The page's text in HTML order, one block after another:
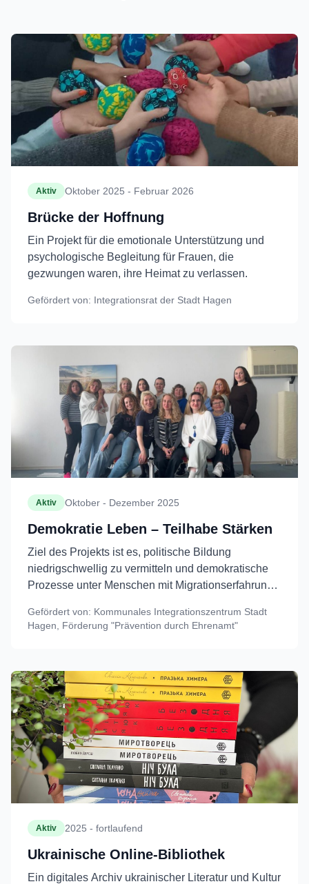
Aktiv Oktober 2025 - Februar 2026
Brücke der Hoffnung
Ein Projekt für die emotionale Unterstützung und
psychologische Begleitung für Frauen, die
gezwungen waren, ihre Heimat zu verlassen.
Gefördert von: Integrationsrat der Stadt Hagen
Aktiv Oktober - Dezember 2025
Demokratie Leben – Teilhabe Stärken
Ziel des Projekts ist es, politische Bildung
niedrigschwellig zu vermitteln und demokratische
Prozesse unter Menschen mit Migrationserfahrung
Gefördert von: Kommunales Integrationszentrum Stadt
Hagen, Förderung "Prävention durch Ehrenamt"
Aktiv 2025 - fortlaufend
Ukrainische Online-Bibliothek
Ein digitales Archiv ukrainischer Literatur und Kultur